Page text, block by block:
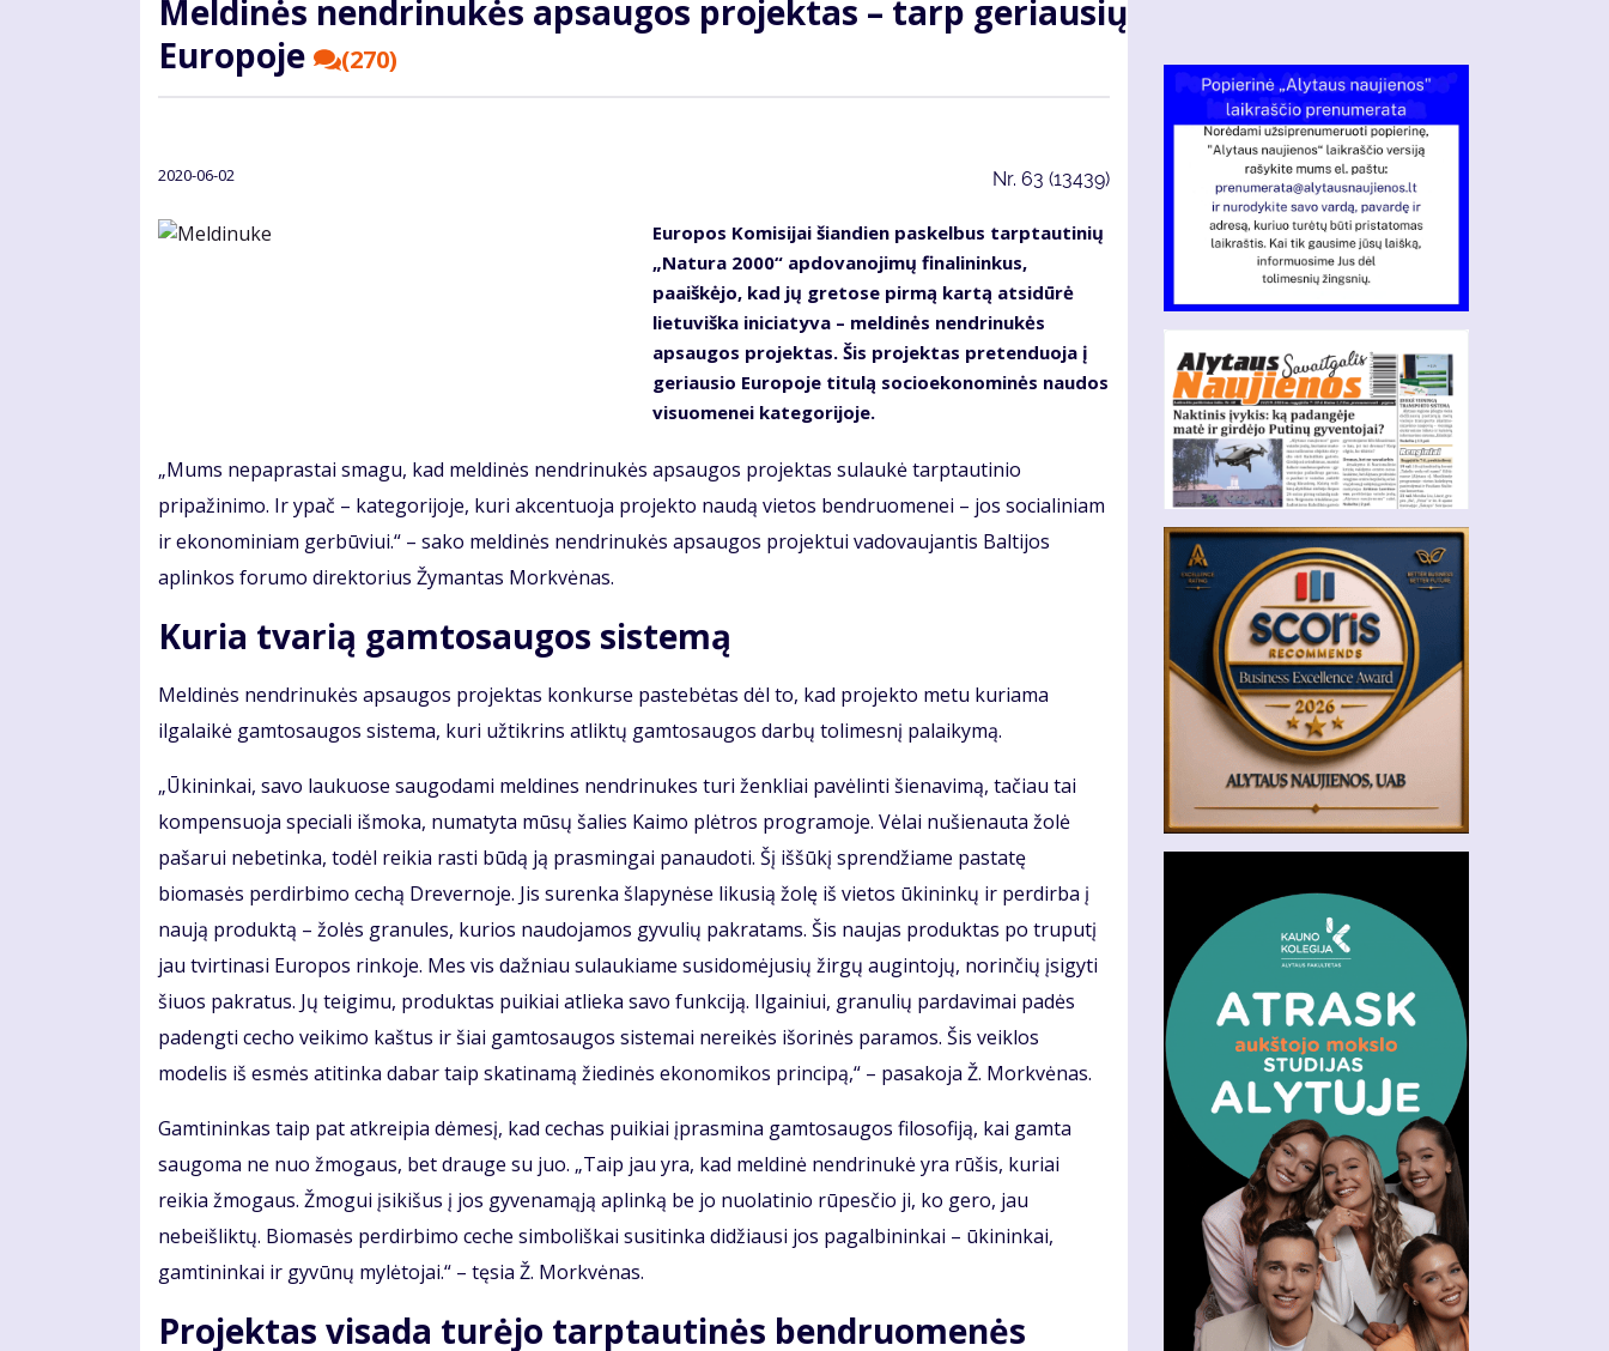
Meldinės nendrinukės apsaugos projektas – tarp geriausių
Europoje
(270)
2020-06-02 Nr. 63 (13439)
Europos Komisijai šiandien paskelbus tarptautinių
„Natura 2000“ apdovanojimų finalininkus,
paaiškėjo, kad jų gretose pirmą kartą atsidūrė
lietuviška iniciatyva – meldinės nendrinukės
apsaugos projektas. Šis projektas pretenduoja į
geriausio Europoje titulą socioekonominės naudos
visuomenei kategorijoje.
„Mums nepaprastai smagu, kad meldinės nendrinukės apsaugos projektas sulaukė tarptautinio
pripažinimo. Ir ypač – kategorijoje, kuri akcentuoja projekto naudą vietos bendruomenei – jos socialiniam
ir ekonominiam gerbūviui.“ – sako meldinės nendrinukės apsaugos projektui vadovaujantis Baltijos
aplinkos forumo direktorius Žymantas Morkvėnas.
Kuria tvarią gamtosaugos sistemą
Meldinės nendrinukės apsaugos projektas konkurse pastebėtas dėl to, kad projekto metu kuriama
ilgalaikė gamtosaugos sistema, kuri užtikrins atliktų gamtosaugos darbų tolimesnį palaikymą.
„Ūkininkai, savo laukuose saugodami meldines nendrinukes turi ženkliai pavėlinti šienavimą, tačiau tai
kompensuoja speciali išmoka, numatyta mūsų šalies Kaimo plėtros programoje. Vėlai nušienauta žolė
pašarui nebetinka, todėl reikia rasti būdą ją prasmingai panaudoti. Šį iššūkį sprendžiame pastatę
biomasės perdirbimo cechą Drevernoje. Jis surenka šlapynėse likusią žolę iš vietos ūkininkų ir perdirba į
naują produktą – žolės granules, kurios naudojamos gyvulių pakratams. Šis naujas produktas po truputį
jau tvirtinasi Europos rinkoje. Mes vis dažniau sulaukiame susidomėjusių žirgų augintojų, norinčių įsigyti
šiuos pakratus. Jų teigimu, produktas puikiai atlieka savo funkciją. Ilgainiui, granulių pardavimai padės
padengti cecho veikimo kaštus ir šiai gamtosaugos sistemai nereikės išorinės paramos. Šis veiklos
modelis iš esmės atitinka dabar taip skatinamą žiedinės ekonomikos principą,“ – pasakoja Ž. Morkvėnas.
Gamtininkas taip pat atkreipia dėmesį, kad cechas puikiai įprasmina gamtosaugos filosofiją, kai gamta
saugoma ne nuo žmogaus, bet drauge su juo. „Taip jau yra, kad meldinė nendrinukė yra rūšis, kuriai
reikia žmogaus. Žmogui įsikišus į jos gyvenamąją aplinką be jo nuolatinio rūpesčio ji, ko gero, jau
nebeišliktų. Biomasės perdirbimo ceche simboliškai susitinka didžiausi jos pagalbininkai – ūkininkai,
gamtininkai ir gyvūnų mylėtojai.“ – tęsia Ž. Morkvėnas.
Projektas visada turėjo tarptautinės bendruomenės